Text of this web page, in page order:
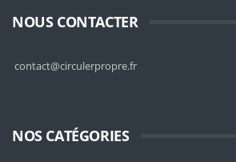
NOUS CONTACTER
contact@circulerpropre.fr
NOS CATÉGORIES